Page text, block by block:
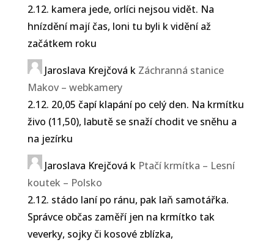
2.12. kamera jede, orlíci nejsou vidět. Na
hnízdění mají čas, loni tu byli k vidění až
začátkem roku
Jaroslava Krejčová k Záchranná stanice
Makov – webkamery
2.12. 20,05 čapí klapání po celý den. Na krmítku
živo (11,50), labutě se snaží chodit ve sněhu a
na jezírku
Jaroslava Krejčová k Ptačí krmítka – Lesní
koutek – Polsko
2.12. stádo laní po ránu, pak laň samotářka.
Správce občas zaměří jen na krmítko tak
veverky, sojky či kosové zblízka,